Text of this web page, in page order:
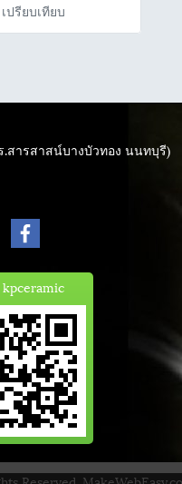
บ) มีขนาด 10x60cm.
นาด 10x80cm. แผ่น
เปรียบเทียบ
.สารสาสน์บางบัวทอง นนทบุรี)
kpceramic